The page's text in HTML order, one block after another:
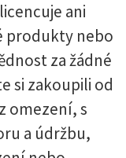
ani
produkty nebo
za žádné
si zakoupili od
omezení, s
a údržbu,